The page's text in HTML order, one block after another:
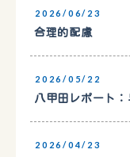
2026/06/23
合理的配慮
2026/05/22
八甲田レポート
2026/04/23